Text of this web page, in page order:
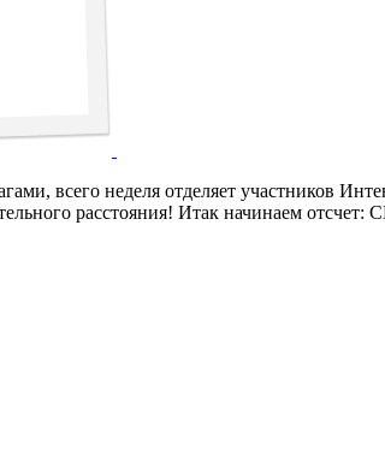
всего неделя отделяет участников
расстояния! Итак начинаем отсчет: